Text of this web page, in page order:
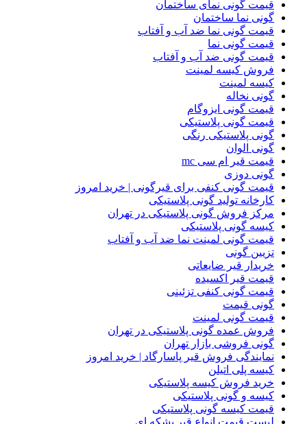
قیمت گونی نمای ساختمان
گونی نما ساختمان
قیمت گونی نما ضد آب و آفتاب
قیمت گونی نما
قیمت گونی ضد آب و آفتاب
فروش کیسه لمینت
کیسه لمینت
گونی نخاله
قیمت گونی ایزوگام
قیمت گونی پلاستیکی
گونی پلاستیکی رنگی
گونی الوان
قیمت قیر ام سی mc
گونی دوزی
قیمت گونی کنفی برای قیرگونی | خرید امروز
کارخانه تولید گونی پلاستیکی
مرکز فروش گونی پلاستیکی در تهران
کیسه گونی پلاستیکی
قیمت گونی لمینت نما ضد آب و آفتاب
تزیین گونی
خریدار قیر ضایعاتی
قیمت قیر اکسیده
قیمت گونی کنفی تزئینی
گونی قیمت
قیمت گونی لمینت
فروش عمده گونی پلاستیکی در تهران
گونی فروشی بازار تهران
نمایندگی فروش قیر پاسارگاد | خرید امروز
کیسه پلی اتیلن
خرید فروش کیسه پلاستیکی
کیسه و گونی پلاستیکی
قیمت کیسه گونی پلاستیکی
لیست قیمت انواع قیر بشکه ای